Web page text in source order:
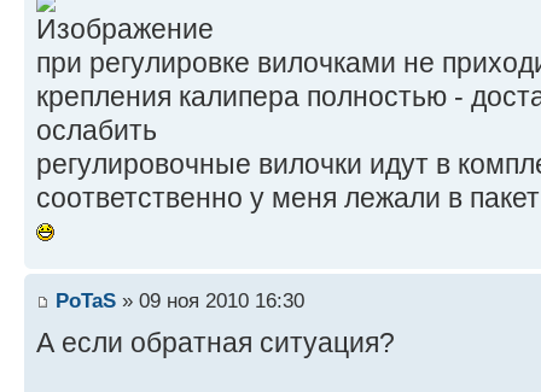
при регулировке вилочками не
крепления калипера полностью -
ослабить
регулировочные вилочки идут в
соответственно у меня лежали в
PoTaS » 09 ноя 2010 16:30
А если обратная ситуация?